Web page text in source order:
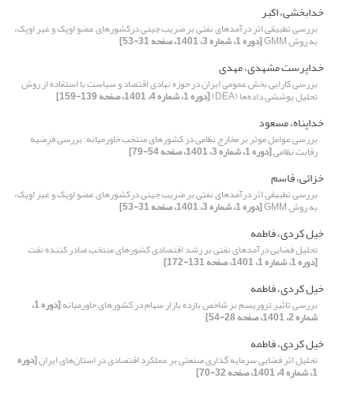
خدابخشی، اکبر
بررسی تطبیقی اثر درآمدهای نفتی بر ضریب جینی درکشورهای عضو اوپک و غیر اوپک،
به روش GMM [دوره 1، شماره 3، 1401، صفحه 31-53]
خداپرست مشهدی، مهدی
بررسی کارایی بخش عمومی ایران در حوزه نهادی اقتصاد و سیاست با استفاده از روش
تحلیل پوششی داده‌ها (DEA) [دوره 1، شماره 4، 1401، صفحه 139-159]
خداپناه، مسعود
بررسی عوامل موثر بر مخارج نظامی در کشورهای منتخب خاورمیانه: بررسی فرضیه
رقابت نظامی[دوره 1، شماره 3، 1401، صفحه 54-79]
خزائی، قاسم
بررسی تطبیقی اثر درآمدهای نفتی بر ضریب جینی درکشورهای عضو اوپک و غیر اوپک،
به روش GMM [دوره 1، شماره 3، 1401، صفحه 31-53]
خیل کردی، فاطمه
تحلیل فضایی درآمدهای نفتی بر رشد اقتصادی کشورهای منتخب صادر کننده نفت
[دوره 1، شماره 1، 1401، صفحه 131-172]
خیل کردی، فاطمه
بررسی تاثیر تروریسم بر شاخص بازده بازار سهام در کشورهای خاورمیانه [دوره 1،
شماره 2، 1401، صفحه 28-54]
خیل کردی، فاطمه
تحلیل اثر فضایی سرمایه گذاری صنعتی بر عملکرد اقتصادی در استان‌های ایران[دوره
1، شماره 4، 1401، صفحه 32-70]